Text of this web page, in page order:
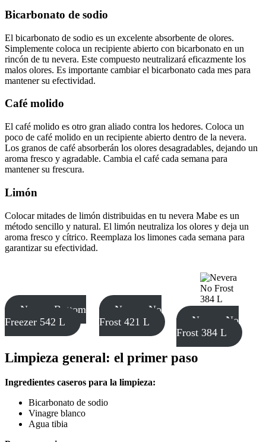
Bicarbonato de sodio
El bicarbonato de sodio es un excelente absorbente de olores.
Simplemente coloca un recipiente abierto con bicarbonato en un
rincón de tu nevera. Este compuesto neutralizará eficazmente los
malos olores. Es importante cambiar el bicarbonato cada mes para
mantener su efectividad.
Café molido
El café molido es otro gran aliado contra los hedores. Coloca un
poco de café molido en un recipiente abierto dentro de la nevera.
Los granos de café absorberán los olores desagradables, dejando un
aroma fresco y agradable. Cambia el café cada semana para
mantener su frescura.
Limón
Colocar mitades de limón distribuidas en tu nevera Mabe es un
método sencillo y natural. El limón neutraliza los olores y deja un
aroma fresco y cítrico. Reemplaza los limones cada semana para
garantizar su efectividad.
Nevera Bottom
Freezer 542 L
Nevera No
Frost 421 L
Nevera No
Frost 384 L
Limpieza general: el primer paso
Ingredientes caseros para la limpieza:
Bicarbonato de sodio
Vinagre blanco
Agua tibia